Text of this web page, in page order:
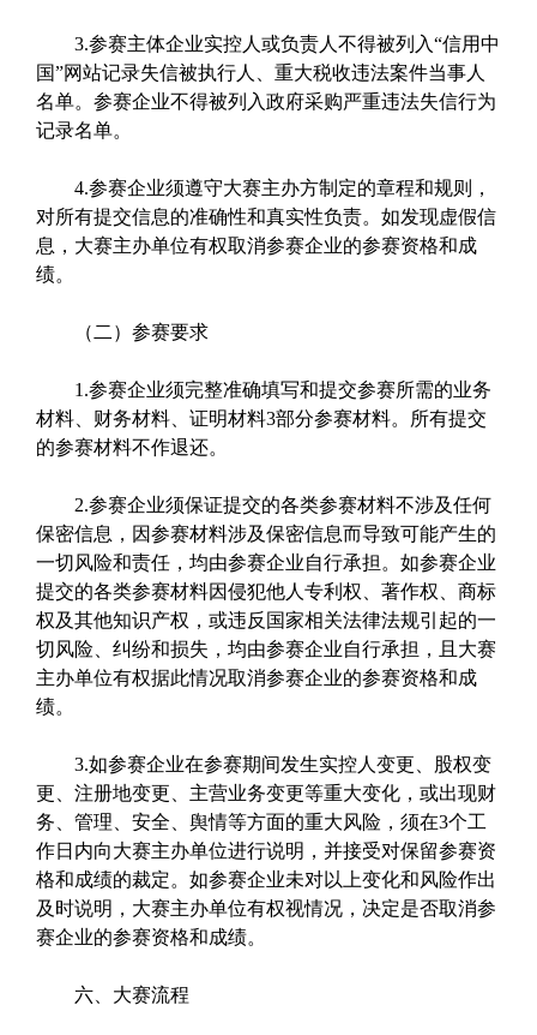
3.参赛主体企业实控人或负责人不得被列入“信用中
国”网站记录失信被执行人、重大税收违法案件当事人
名单。参赛企业不得被列入政府采购严重违法失信行为
记录名单。
4.参赛企业须遵守大赛主办方制定的章程和规则，
对所有提交信息的准确性和真实性负责。如发现虚假信
息，大赛主办单位有权取消参赛企业的参赛资格和成
绩。
（二）参赛要求
1.参赛企业须完整准确填写和提交参赛所需的业务
材料、财务材料、证明材料3部分参赛材料。所有提交
的参赛材料不作退还。
2.参赛企业须保证提交的各类参赛材料不涉及任何
保密信息，因参赛材料涉及保密信息而导致可能产生的
一切风险和责任，均由参赛企业自行承担。如参赛企业
提交的各类参赛材料因侵犯他人专利权、著作权、商标
权及其他知识产权，或违反国家相关法律法规引起的一
切风险、纠纷和损失，均由参赛企业自行承担，且大赛
主办单位有权据此情况取消参赛企业的参赛资格和成
绩。
3.如参赛企业在参赛期间发生实控人变更、股权变
更、注册地变更、主营业务变更等重大变化，或出现财
务、管理、安全、舆情等方面的重大风险，须在3个工
作日内向大赛主办单位进行说明，并接受对保留参赛资
格和成绩的裁定。如参赛企业未对以上变化和风险作出
及时说明，大赛主办单位有权视情况，决定是否取消参
赛企业的参赛资格和成绩。
六、大赛流程